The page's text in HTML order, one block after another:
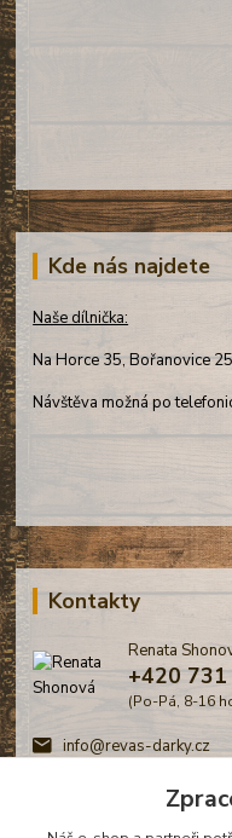
Kde nás najdete
Naše dílnička:
Na Horce 35, Bořanovice
Návštěva možná po
Kontakty
Renata
+420
(Po-Pá, 8-16
info@revas-darky.cz